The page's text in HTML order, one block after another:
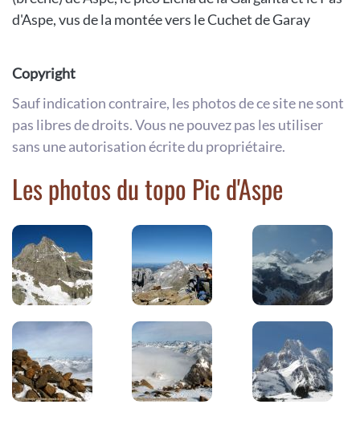
d'Aspe, vus de la montée vers le Cuchet de Garay
Copyright
Sauf indication contraire, les photos de ce site ne sont
pas libres de droits. Vous ne pouvez pas les utiliser
sans une autorisation écrite du propriétaire.
Les photos du topo Pic d'Aspe